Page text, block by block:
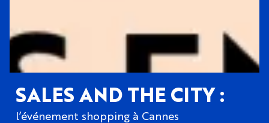
SALES AND THE CITY :
l’événement shopping à Cannes